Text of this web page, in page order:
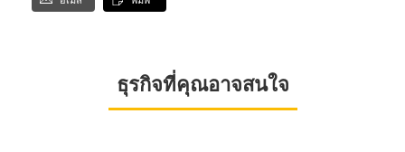
ธุรกิจที่คุณอาจสนใจ